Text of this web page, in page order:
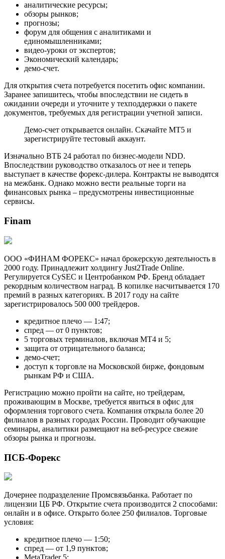
аналитические ресурсы;
обзоры рынков;
прогнозы;
форум для общения с аналитиками и
единомышленниками;
видео-уроки от экспертов;
Экономический календарь;
демо-счет.
Для открытия счета потребуется посетить офис компании.
Заранее запишитесь, чтобы впоследствии не сидеть в
ожидании очереди и уточните у техподдержки о пакете
документов, требуемых для регистрации учетной записи.
Демо-счет открывается онлайн. Скачайте МТ5 и
зарегистрируйте тестовый аккаунт.
Изначально ВТБ 24 работал по бизнес-модели NDD.
Впоследствии руководство отказалось от нее и теперь
выступает в качестве форекс-дилера. Контракты не выводятся
на межбанк. Однако можно вести реальные торги на
финансовых рынка – предусмотрены инвестиционные
сервисы.
Finam
ООО «ФИНАМ ФОРЕКС» начал брокерскую деятельность в
2000 году. Принадлежит холдингу Just2Trade Online.
Регулируется CySEC и Центробанком РФ. Бренд обладает
рекордным количеством наград. В копилке насчитывается 170
премий в разных категориях. В 2017 году на сайте
зарегистрировалось 500 000 трейдеров.
кредитное плечо — 1:47;
спред — от 0 пунктов;
5 торговых терминалов, включая МТ4 и 5;
защита от отрицательного баланса;
демо-счет;
доступ к торговле на Московской бирже, фондовым
рынкам РФ и США.
Регистрацию можно пройти на сайте, но трейдерам,
проживающим в Москве, требуется явиться в офис для
оформления торгового счета. Компания открыла более 20
филиалов в разных городах России. Проводит обучающие
семинары, аналитики размещают на веб-ресурсе свежие
обзоры рынка и прогнозы.
ПСБ-Форекс
Дочернее подразделение Промсвязьбанка. Работает по
лицензии ЦБ РФ. Открытие счета производится 2 способами:
онлайн и в офисе. Открыто более 250 филиалов. Торговые
условия:
кредитное плечо — 1:50;
спред — от 1,9 пунктов;